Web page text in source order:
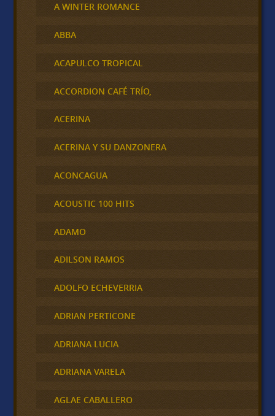
A WINTER ROMANCE
ABBA
ACAPULCO TROPICAL
ACCORDION CAFÉ TRÍO,
ACERINA
ACERINA Y SU DANZONERA
ACONCAGUA
ACOUSTIC 100 HITS
ADAMO
ADILSON RAMOS
ADOLFO ECHEVERRIA
ADRIAN PERTICONE
ADRIANA LUCIA
ADRIANA VARELA
AGLAE CABALLERO